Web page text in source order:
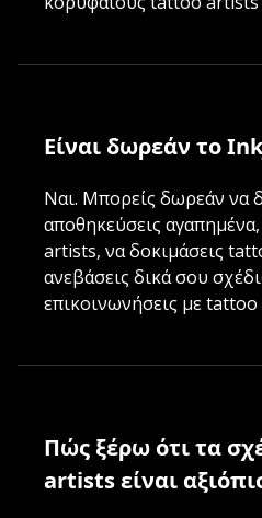
Είναι δωρεάν το
Ναι. Μπορείς δωρεάν να
αποθηκεύσεις
artists, να δοκιμάσεις
ανεβάσεις δικά σου
επικοινωνήσεις με
Πώς ξέρω ότι τα
artists είναι